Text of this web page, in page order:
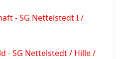
- SG Nettelstedt I /
- SG Nettelstedt / Hille /